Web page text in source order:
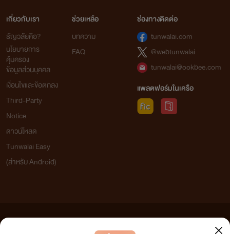
เกี่ยวกับเรา
ธัญวลัยคือ?
นโยบายการ
คุ้มครอง
ข้อมูลส่วนบุคคล
เงื่อนไขและข้อตกลง
Third-Party
Notice
ดาวน์โหลด
Tunwalai Easy
(สำหรับ Android)
ช่วยเหลือ
บทความ
FAQ
ช่องทางติดต่อ
tunwalai.com
@webtunwalai
tunwalai@ookbee.com
แพลตฟอร์มในเครือ